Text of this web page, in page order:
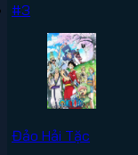
#3
Đảo Hải Tặc